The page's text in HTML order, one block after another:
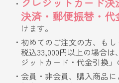
決済・郵便振替・代
けます。
初めてのご注文の方、も
税込33,000円以上の場合
ジットカード・代金引換」
会員・非会員、購入商品